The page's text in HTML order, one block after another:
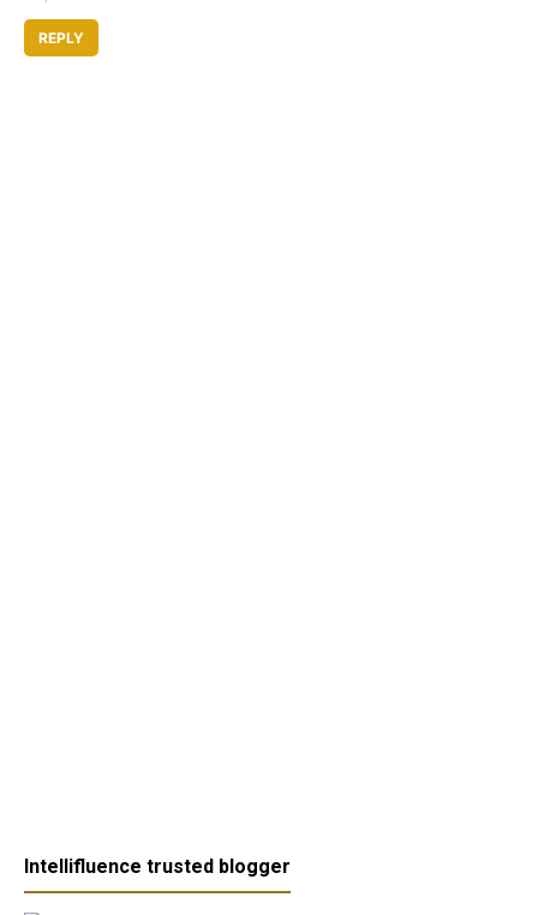
REPLY
Intellifluence trusted blogger